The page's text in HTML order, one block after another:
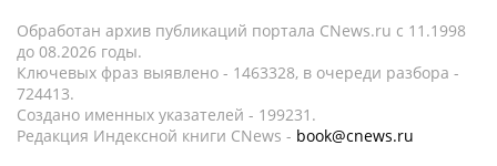
Обработан архив публикаций портала CNews.ru c 11.1998
до 08.2026 годы.
Ключевых фраз выявлено - 1463328, в очереди разбора -
724413.
Создано именных указателей - 199231.
Редакция Индексной книги CNews - book@cnews.ru